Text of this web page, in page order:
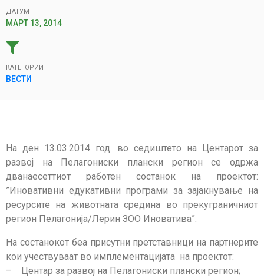
ДАТУМ
МАРТ 13, 2014
КАТЕГОРИИ
ВЕСТИ
На ден 13.03.2014 год. во седиштето на Центарот за
развој на Пелагониски плански регион се одржа
дванаесеттиот работен состанок на проектот:
”Иновативни едукативни програми за зајакнување на
ресурсите на животната средина во прекуграничниот
регион Пелагонија/Лерин ЗОО Иноватива”.
На состанокот беа присутни претставници на партнерите
кои учествуваат во имплементацијата на проектот:
– Центар за развој на Пелагониски плански регион;